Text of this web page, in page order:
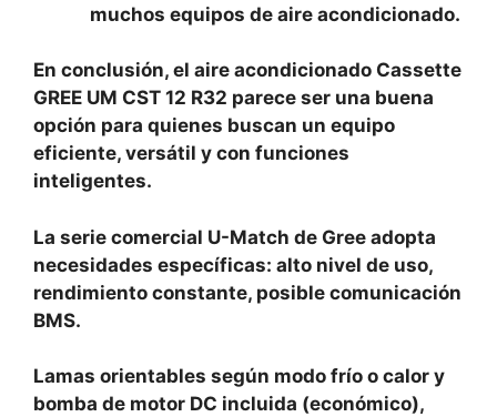
muchos equipos de aire acondicionado.
En conclusión, el aire acondicionado Cassette
GREE UM CST 12 R32 parece ser una buena
opción para quienes buscan un equipo
eficiente, versátil y con funciones
inteligentes.
La serie comercial U-Match de Gree adopta
necesidades específicas: alto nivel de uso,
rendimiento constante, posible comunicación
BMS.
Lamas orientables según modo frío o calor y
bomba de motor DC incluida (económico),